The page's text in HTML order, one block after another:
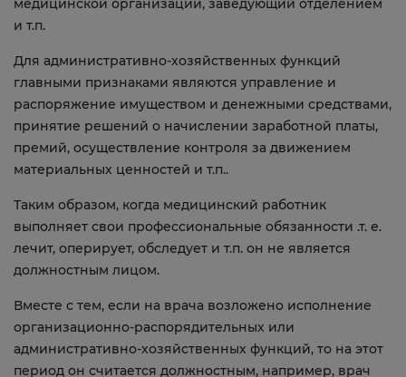
медицинской организации, заведующий отделением
и т.п.
Для административно-хозяйственных функций
главными признаками являются управление и
распоряжение имуществом и денежными средствами,
принятие решений о начислении заработной платы,
премий, осуществление контроля за движением
материальных ценностей и т.п..
Таким образом, когда медицинский работник
выполняет свои профессиональные обязанности .т. е.
лечит, оперирует, обследует и т.п. он не является
должностным лицом.
Вместе с тем, если на врача возложено исполнение
организационно-распорядительных или
административно-хозяйственных функций, то на этот
период он считается должностным, например, врач